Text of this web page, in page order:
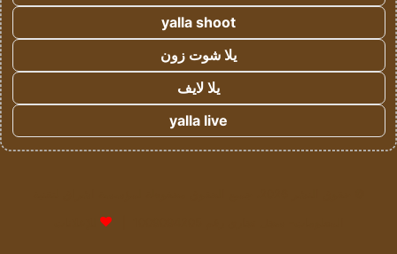
yalla shoot
يلا شوت زون
يلا لايف
yalla live